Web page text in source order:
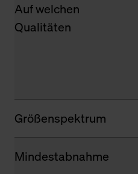
Auf welchen
Qualitäten
Größenspektrum
Mindestabnahme